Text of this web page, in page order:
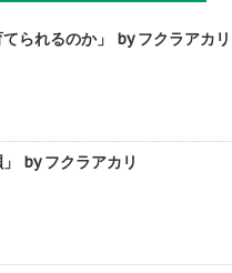
られるのか」 by フクラアカリ
by フクラアカリ